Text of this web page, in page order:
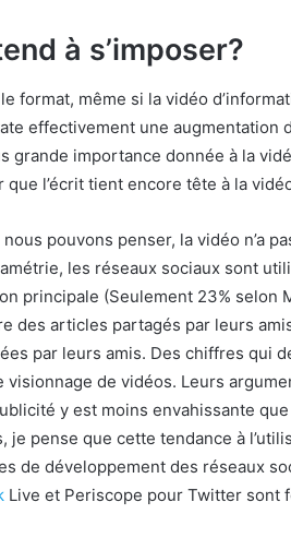
à s’imposer?
format, même si la vidéo
effectivement une augmentation
grande importance donnée à la
l’écrit tient encore tête à la
pouvons penser, la vidéo n’a
les réseaux sociaux sont
principale (Seulement 23% selon
des articles partagés par leurs
par leurs amis. Des chiffres qui
visionnage de vidéos. Leurs
y est moins envahissante
je pense que cette tendance à
de développement des réseaux
Live et Periscope pour Twitter sont